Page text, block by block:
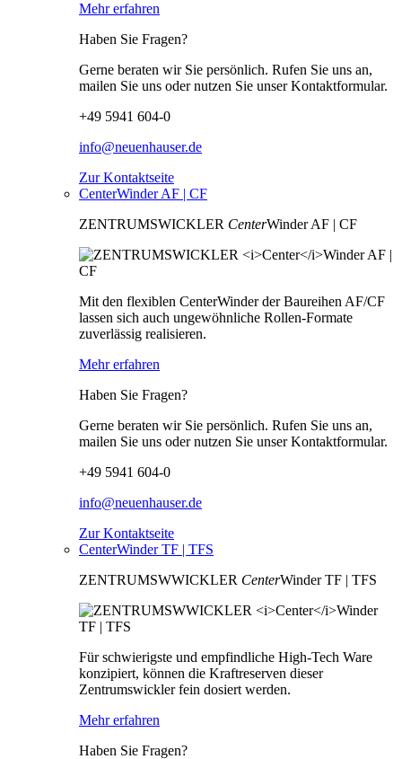
Mehr erfahren
Haben Sie Fragen?
Gerne beraten wir Sie persönlich. Rufen Sie uns an,
mailen Sie uns oder nutzen Sie unser Kontaktformular.
+49 5941 604-0
info@neuenhauser.de
Zur Kontaktseite
CenterWinder AF | CF
ZENTRUMSWICKLER CenterWinder AF | CF
Mit den flexiblen CenterWinder der Baureihen AF/CF
lassen sich auch ungewöhnliche Rollen-Formate
zuverlässig realisieren.
Mehr erfahren
Haben Sie Fragen?
Gerne beraten wir Sie persönlich. Rufen Sie uns an,
mailen Sie uns oder nutzen Sie unser Kontaktformular.
+49 5941 604-0
info@neuenhauser.de
Zur Kontaktseite
CenterWinder TF | TFS
ZENTRUMSWWICKLER CenterWinder TF | TFS
Für schwierigste und empfindliche High-Tech Ware
konzipiert, können die Kraftreserven dieser
Zentrumswickler fein dosiert werden.
Mehr erfahren
Haben Sie Fragen?